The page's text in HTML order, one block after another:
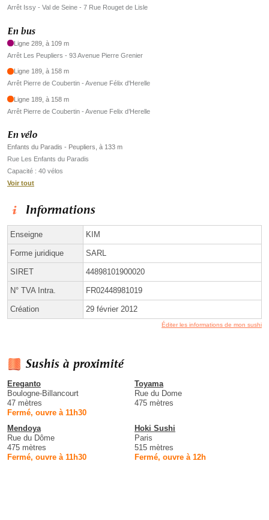
Arrêt Issy - Val de Seine - 7 Rue Rouget de Lisle
En bus
Ligne 289, à 109 m
Arrêt Les Peupliers - 93 Avenue Pierre Grenier
Ligne 189, à 158 m
Arrêt Pierre de Coubertin - Avenue Félix d'Herelle
Ligne 189, à 158 m
Arrêt Pierre de Coubertin - Avenue Felix d’Herelle
En vélo
Enfants du Paradis - Peupliers, à 133 m
Rue Les Enfants du Paradis
Capacité : 40 vélos
Voir tout
Informations
Enseigne KIM
Forme juridique SARL
SIRET 44898101900020
N° TVA Intra. FR02448981019
Création 29 février 2012
Éditer les informations de mon sushi
Sushis à proximité
Ereganto
Boulogne-Billancourt
47 mètres
Fermé, ouvre à 11h30
Toyama
Rue du Dome
475 mètres
Mendoya
Rue du Dôme
475 mètres
Fermé, ouvre à 11h30
Hoki Sushi
Paris
515 mètres
Fermé, ouvre à 12h